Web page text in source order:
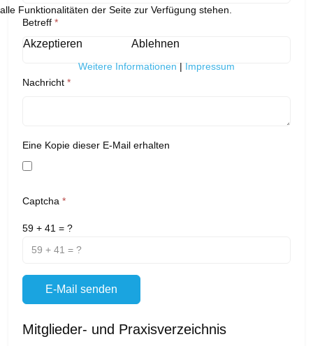
Betreff *
Nachricht *
Eine Kopie dieser E-Mail erhalten
Captcha *
59 + 41 = ?
E-Mail senden
Mitglieder- und Praxisverzeichnis
alle Funktionalitäten der Seite zur Verfügung stehen.
Akzeptieren Ablehnen
Weitere Informationen | Impressum